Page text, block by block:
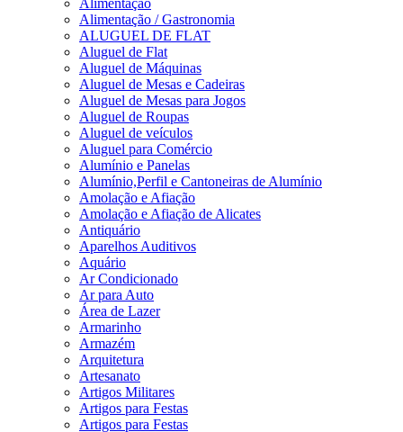
Alimentação
Alimentação / Gastronomia
ALUGUEL DE FLAT
Aluguel de Flat
Aluguel de Máquinas
Aluguel de Mesas e Cadeiras
Aluguel de Mesas para Jogos
Aluguel de Roupas
Aluguel de veículos
Aluguel para Comércio
Alumínio e Panelas
Alumínio,Perfil e Cantoneiras de Alumínio
Amolação e Afiação
Amolação e Afiação de Alicates
Antiquário
Aparelhos Auditivos
Aquário
Ar Condicionado
Ar para Auto
Área de Lazer
Armarinho
Armazém
Arquitetura
Artesanato
Artigos Militares
Artigos para Festas
Artigos para Festas